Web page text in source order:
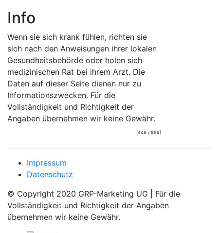
Info
Wenn sie sich krank fühlen, richten sie
sich nach den Anweisungen ihrer lokalen
Gesundheitsbehörde oder holen sich
medizinischen Rat bei ihrem Arzt. Die
Daten auf dieser Seite dienen nur zu
Informationszwecken. Für die
Vollständigkeit und Richtigkeit der
Angaben übernehmen wir keine Gewähr.
[448 / 896]
Impressum
Datenschutz
© Copyright 2020 GRP-Marketing UG | Für die
Vollständigkeit und Richtigkeit der Angaben
übernehmen wir keine Gewähr.